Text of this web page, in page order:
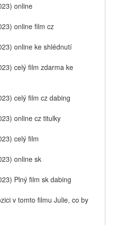
online
online film cz
online ke shlédnutí
celý film zdarma ke
celý film cz dabing
online cz titulky
celý film
online sk
Plný film sk dabing
v tomto filmu Julie, co by